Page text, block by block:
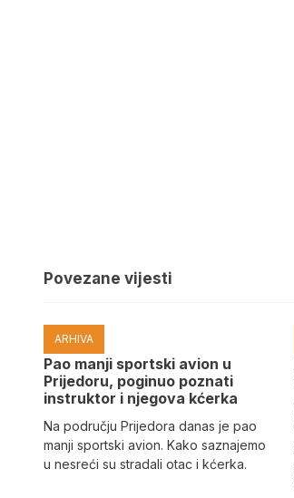
Povezane vijesti
ARHIVA
Pao manji sportski avion u
Prijedoru, poginuo poznati
instruktor i njegova kćerka
Na području Prijedora danas je pao
manji sportski avion. Kako saznajemo
u nesreći su stradali otac i kćerka.